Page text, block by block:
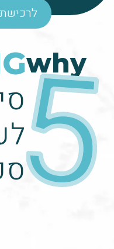
לרכישת
why
5